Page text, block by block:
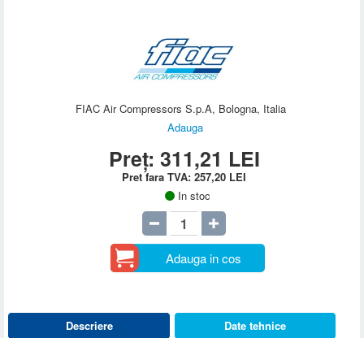
FIAC Air Compressors S.p.A, Bologna, Italia
Adauga
Preț: 311,21 LEI
Pret fara TVA:257,20 LEI
In stoc
Adauga in cos
Descriere
Date tehnice